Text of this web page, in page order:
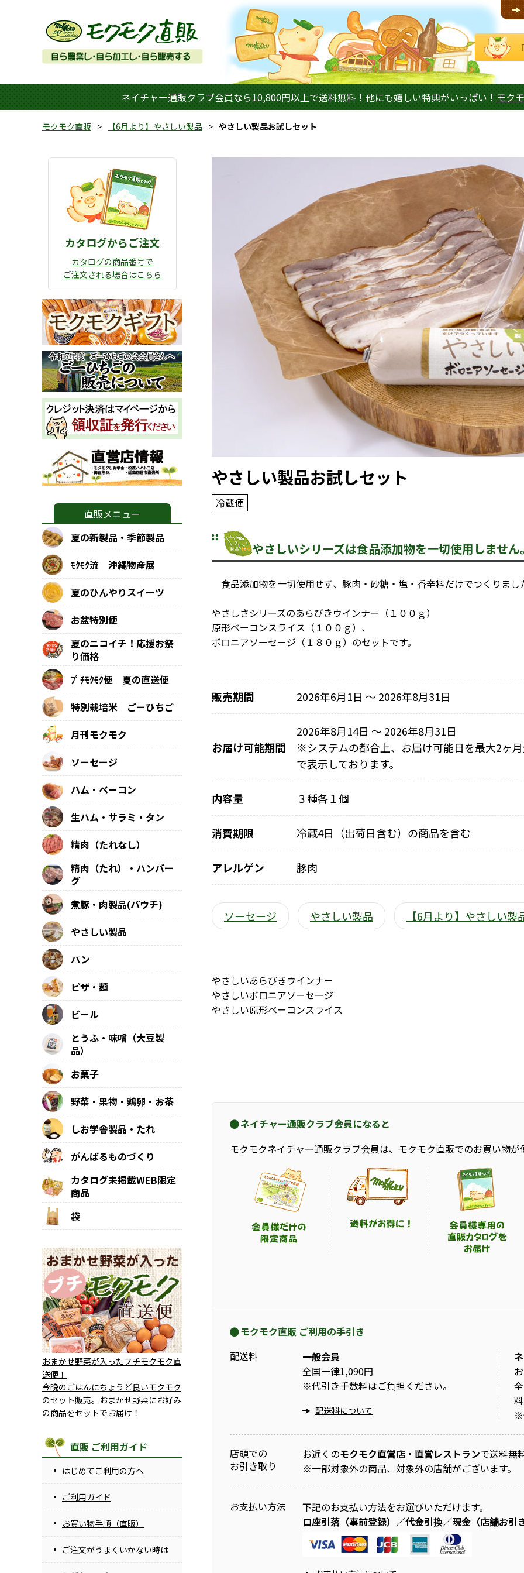
ネイチャー通販クラブ会員なら10,800円以上で送料無料！他にも嬉しい特典がいっぱい！ モク
モクモク直販 【6月より】やさしい製品 やさしい製品お試しセット
やさしい製品お試しセット
冷蔵便
やさしいシリーズは食品添加物を一切使用しません
食品添加物を一切使用せず、豚肉・砂糖・塩・香辛料だけでつくりまし
やさしさシリーズのあらびきウインナー（１００ｇ）
原形ベーコンスライス（１００ｇ）、
ボロニアソーセージ（１８０ｇ）のセットです。
販売期間 2026年6月1日 〜 2026年8月31日
お届け可能期間
2026年8月14日 ～ 2026年8月31日
※システムの都合上、お届け可能日を最大2ヶ
で表示しております。
内容量 ３種各１個
消費期限 冷蔵4日（出荷日含む）の商品を含む
アレルゲン 豚肉
ソーセージ やさしい製品 【6月より】やさしい製
やさしいあらびきウインナー
やさしいボロニアソーセージ
やさしい原形ベーコンスライス
カタログからご注文
カタログの商品番号で
ご注文される場合はこちら
直販メニュー
夏の新製品・季節製品
ﾓｸﾓｸ流 沖縄物産展
夏のひんやりスイーツ
お盆特別便
夏のニコイチ！応援お祭
り価格
ﾌﾟﾁﾓｸﾓｸ便 夏の直送便
特別栽培米 ごーひちご
月刊モクモク
ソーセージ
ハム・ベーコン
生ハム・サラミ・タン
精肉（たれなし）
精肉（たれ）・ハンバー
グ
煮豚・肉製品(パウチ)
やさしい製品
パン
ピザ・麺
ビール
とうふ・味噌（大豆製
品）
お菓子
野菜・果物・鶏卵・お茶
しお学舎製品・たれ
がんばるものづくり
カタログ未掲載WEB限定
商品
袋
おまかせ野菜が入ったプチモクモク直
送便！
今晩のごはんにちょうど良いモクモク
のセット販売。おまかせ野菜にお好み
の商品をセットでお届け！
直販 ご利用ガイド
はじめてご利用の方へ
ご利用ガイド
お買い物手順（直販）
ご注文がうまくいかない時は
ネイチャー通販クラブ会員になると
モクモクネイチャー通販クラブ会員は、モクモク直販でのお買い物が
モクモク直販 ご利用の手引き
配送料
一般会員
全国一律1,090円
※代引き手数料はご負担ください。
配送料について
※
店頭での
お引き取り
お近くのモクモク直営店・直営レストランで送料無
※一部対象外の商品、対象外の店舗がございます。
お支払い方法
下記のお支払い方法をお選びいただけます。
口座引落（事前登録）／代金引換／現金（店舗お引